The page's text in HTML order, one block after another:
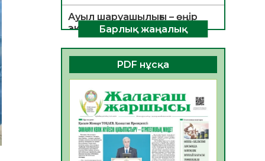
Ауыл шаруашылығы – өңір
экономикасының негізгі
тірегі
06.08.2026
35 0
ҚОҒАМДЫҚ БЕЛСЕНДІЛІК –
ЕЛ ДАМУЫНЫҢ НЕГІЗІ
06.08.2026
32
ҚҰРЫЛТАЙ САЙЛАУЫ –
БОЛАШАҚҚА БАСТАР
ЖАУАПТЫ ТАҢДАУ
Барлық жаңалық
PDF нұсқа